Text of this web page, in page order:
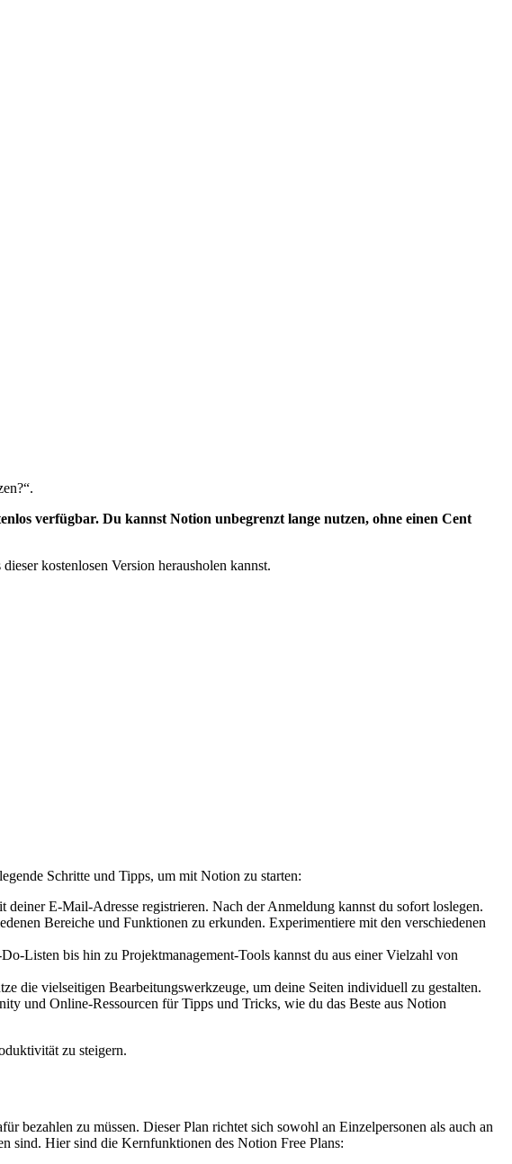
verfügbar. Du kannst Notion unbegrenzt lange nutzen, ohne einen Cent
kostenlosen Version herausholen kannst.
Schritte und Tipps, um mit Notion zu starten:
E-Mail-Adresse registrieren. Nach der Anmeldung kannst du sofort loslegen.
Bereiche und Funktionen zu erkunden. Experimentiere mit den verschiedenen
Listen bis hin zu Projektmanagement-Tools kannst du aus einer Vielzahl von
die vielseitigen Bearbeitungswerkzeuge, um deine Seiten individuell zu gestalten.
und Online-Ressourcen für Tipps und Tricks, wie du das Beste aus Notion
zu steigern.
bezahlen zu müssen. Dieser Plan richtet sich sowohl an Einzelpersonen als auch an
sind. Hier sind die Kernfunktionen des Notion Free Plans: